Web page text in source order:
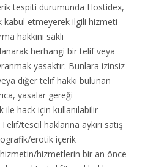
tespiti durumunda Hostidex,
etmeyerek ilgili hizmeti
hakkını saklı
herhangi bir telif veya
yasaktır. Bunlara izinsiz
diğer telif hakkı bulunan
yasalar gereği
hack için kullanılabilir
tescil haklarına aykırı satış
erotik içerik
hizmetin/hizmetlerin bir an önce